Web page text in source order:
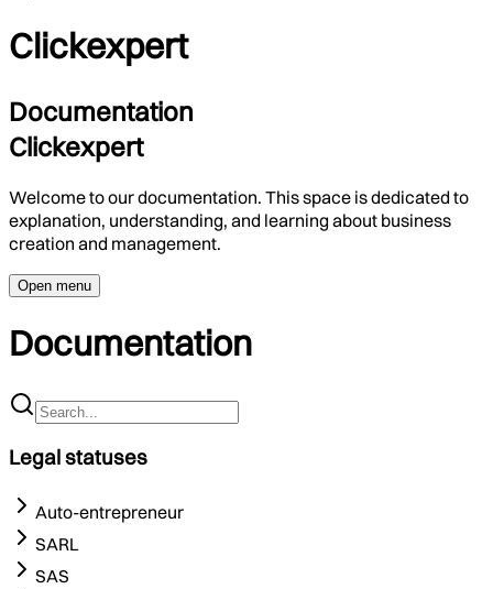
Clickexpert
Documentation
Clickexpert
Welcome to our documentation. This space is dedicated to
explanation, understanding, and learning about business
creation and management.
Open menu
Documentation
Legal statuses
Auto-entrepreneur
SARL
SAS